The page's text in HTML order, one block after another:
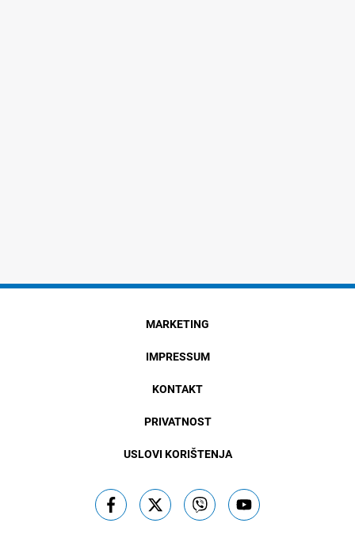
MARKETING
IMPRESSUM
KONTAKT
PRIVATNOST
USLOVI KORIŠTENJA